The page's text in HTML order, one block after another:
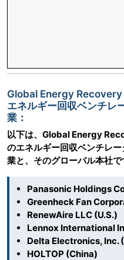
Global Energy
エネルギー回収ベンチレ
業：
以下は、Global Energy
のエネルギー回収ベンチレ
業と、そのグローバル本社で
Panasonic Holdings
Greenheck Fan
RenewAire LLC (U.S.)
Lennox International
Delta Electronics, Inc.
HOLTOP (China)